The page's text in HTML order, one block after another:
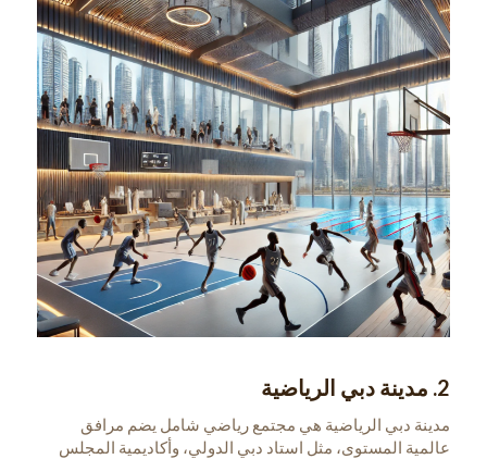
2. مدينة دبي الرياضية
مدينة دبي الرياضية هي مجتمع رياضي شامل يضم مرافق
عالمية المستوى، مثل استاد دبي الدولي، وأكاديمية المجلس